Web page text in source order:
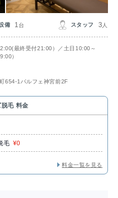
備 1 台 スタッフ 3 人
最終受付21:00）／土日10:00～
）
654-1パルフェ神宮前2F
脱毛 料金
毛 ¥0
料金一覧を見る